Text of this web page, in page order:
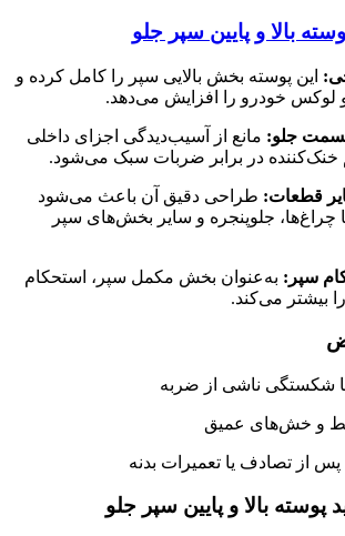
بالا و پایین سپر جلو
این پوسته بخش بالایی سپر را کامل کرده و
لوکس خودرو را افزایش می‌دهد.
جلو: مانع از آسیب‌دیدگی اجزای داخلی
در برابر ضربات سبک می‌شود.
قطعات: طراحی دقیق آن باعث می‌شود
چراغ‌ها، جلوپنجره و سایر بخش‌های سپر
سپر: به‌عنوان بخش مکمل سپر، استحکام
بیشتر می‌کند.
شکستگی ناشی از ضربه
خط و خش‌های عمیق
از تصادف یا تعمیرات بدنه
بالا و پایین سپر جلو